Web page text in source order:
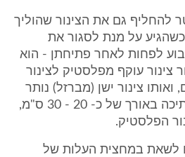
להחליף גם את הצינור שהוליך
על מנת לסגור את
לפחות לאחר פתיחתן - הוא
צינור עוקף מפלסטיק לצינור
צינור ישן (מברזל) נותר
עדיין במקומו, למעט חתיכה באורך של כ- 20 - 30 ס"מ,
הפלסטיק.
לשאת במחצית העלות של